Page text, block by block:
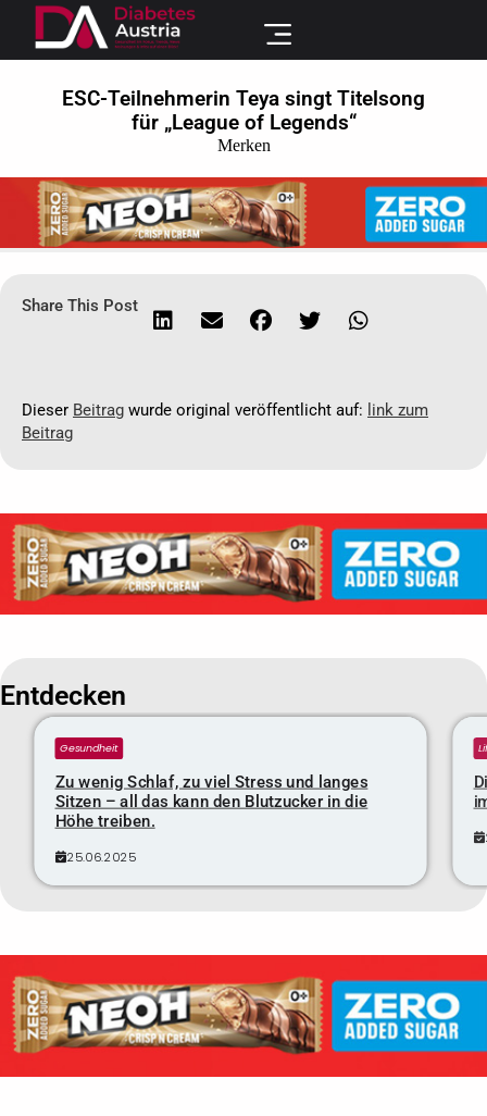
ESC-Teilnehmerin Teya singt Titelsong
für „League of Legends“
Merken
Share This Post
Dieser Beitrag wurde original veröffentlicht auf: link zum
Beitrag
Entdecken
Gesundheit
Zu wenig Schlaf, zu viel Stress und langes
Sitzen – all das kann den Blutzucker in die
Höhe treiben.
25.06.2025